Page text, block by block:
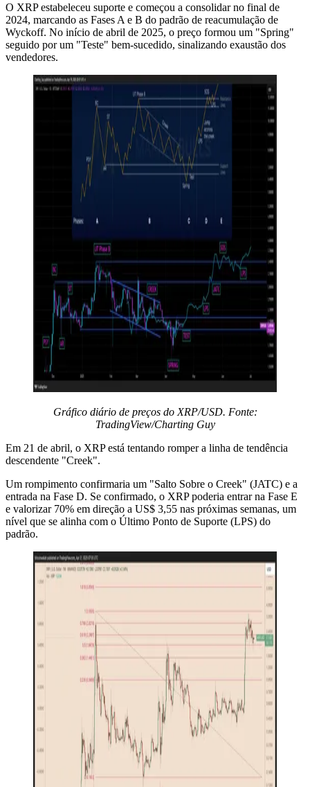
O XRP estabeleceu suporte e começou a consolidar no final de
2024, marcando as Fases A e B do padrão de reacumulação de
Wyckoff. No início de abril de 2025, o preço formou um "Spring"
seguido por um "Teste" bem-sucedido, sinalizando exaustão dos
vendedores.
Gráfico diário de preços do XRP/USD. Fonte:
TradingView/Charting Guy
Em 21 de abril, o XRP está tentando romper a linha de tendência
descendente "Creek".
Um rompimento confirmaria um "Salto Sobre o Creek" (JATC) e a
entrada na Fase D. Se confirmado, o XRP poderia entrar na Fase E
e valorizar 70% em direção a US$ 3,55 nas próximas semanas, um
nível que se alinha com o Último Ponto de Suporte (LPS) do
padrão.